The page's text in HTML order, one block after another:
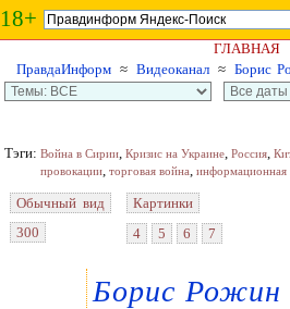
18+
ГЛАВНАЯ
ПравдаИнформ ≈ Видеоканал ≈ Борис
Тэги: Война в Сирии, Кризис на Украине, Россия,
провокации, торговая война, информационная
Обычный вид
300
Картинки
4
5 6 7
Борис Рожин